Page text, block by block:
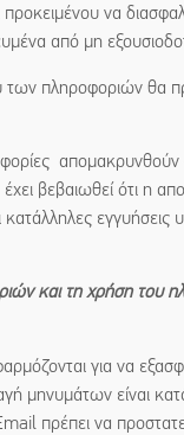
να
από μη
πληροφοριών θα
έχει βεβαιωθεί ότι η
κατάλληλες
και τη χρήση του
για να
μηνυμάτων είναι
πρέπει να